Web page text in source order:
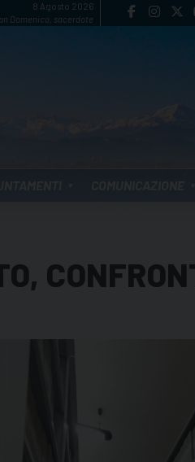
8 Agosto 2026
Domenico, sacerdote